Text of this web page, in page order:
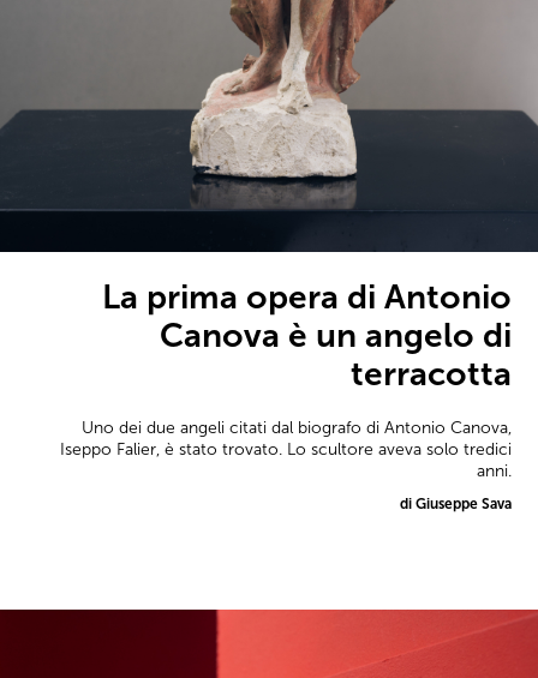
La prima opera di Antonio
Canova è un angelo di
terracotta
Uno dei due angeli citati dal biografo di Antonio Canova,
Iseppo Falier, è stato trovato. Lo scultore aveva solo tredici
anni.
di Giuseppe Sava